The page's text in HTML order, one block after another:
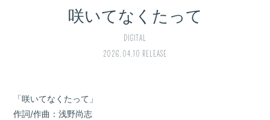
咲いてなくたって
DIGITAL
2026.04.10 RELEASE
「咲いてなくたって」
作詞/作曲：浅野尚志